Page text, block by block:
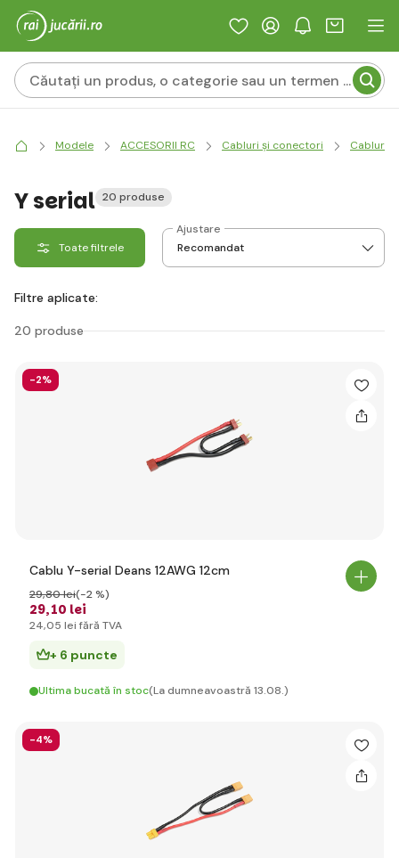
Modele ACCESORII RC Cabluri și conectori Cabluri
Y serial 20 produse
Toate filtrele
Ajustare
Filtre aplicate:
20 produse
-2%
Cablu Y-serial Deans 12AWG 12cm
29,10 lei
29,80 lei(-2 %)
24,05 lei fără TVA
+ 6 puncte
Ultima bucată în stoc(La dumneavoastră 13.08.)
-4%